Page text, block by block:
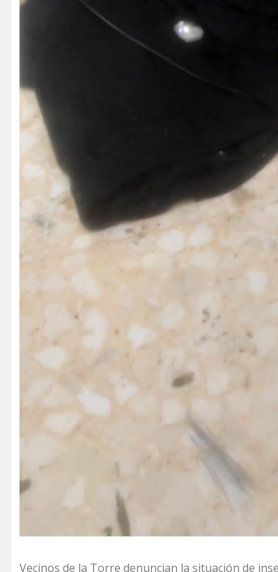
Vecinos de la Torre denuncian la situación de